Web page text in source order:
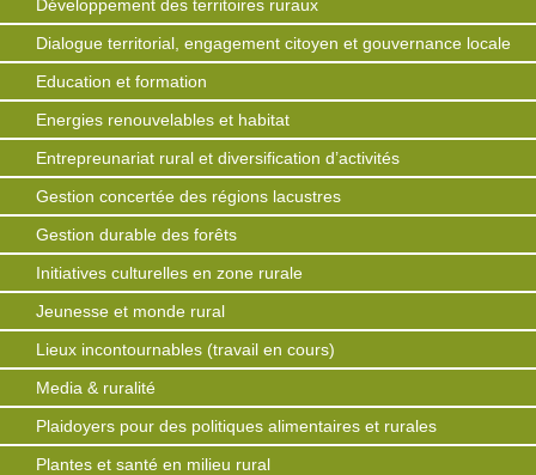
Développement des territoires ruraux
Dialogue territorial, engagement citoyen et gouvernance locale
Education et formation
Energies renouvelables et habitat
Entrepreunariat rural et diversification d’activités
Gestion concertée des régions lacustres
Gestion durable des forêts
Initiatives culturelles en zone rurale
Jeunesse et monde rural
Lieux incontournables (travail en cours)
Media & ruralité
Plaidoyers pour des politiques alimentaires et rurales
Plantes et santé en milieu rural